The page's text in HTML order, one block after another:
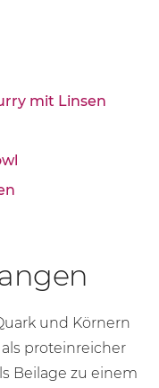
mit Linsen
und Körnern
proteinreicher
Beilage zu einem